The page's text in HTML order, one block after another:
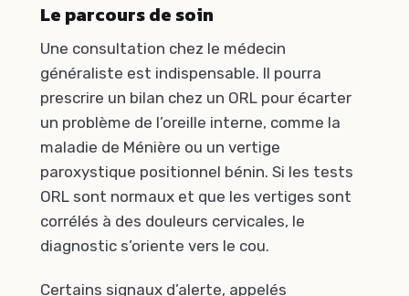
Le parcours de soin
Une consultation chez le médecin
généraliste est indispensable. Il pourra
prescrire un bilan chez un ORL pour écarter
un problème de l’oreille interne, comme la
maladie de Ménière ou un vertige
paroxystique positionnel bénin. Si les tests
ORL sont normaux et que les vertiges sont
corrélés à des douleurs cervicales, le
diagnostic s’oriente vers le cou.
Certains signaux d’alerte, appelés